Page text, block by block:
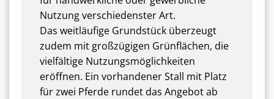
Nutzung verschiedenster Art.
Das weitläufige Grundstück überzeugt
zudem mit großzügigen Grünflächen, die
vielfältige Nutzungsmöglichkeiten
eröffnen. Ein vorhandener Stall mit Platz
für zwei Pferde rundet das Angebot ab